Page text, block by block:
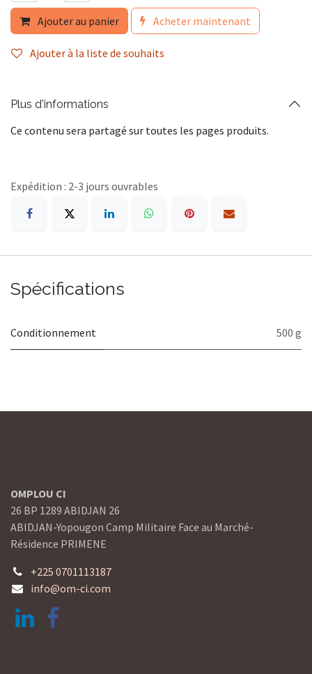
Ajouter au panier Acheter maintenant
Ajouter à la liste de souhaits
Plus d'informations
Ce contenu sera partagé sur toutes les pages produits.
Expédition : 2-3 jours ouvrables
Spécifications
Conditionnement 500 g
OMPLOU CI
26 BP 1289 ABIDJAN 26
ABIDJAN-Yopougon Camp Militaire Face au Marché-
Résidence PRIMENE
+225 0701113187
info@om-ci.com